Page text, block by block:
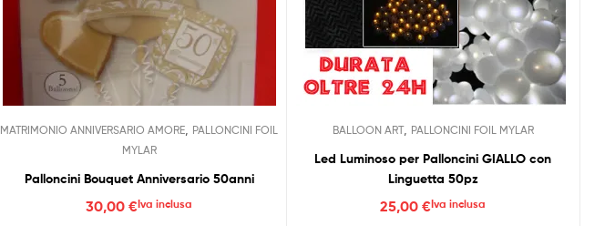
MATRIMONIO ANNIVERSARIO AMORE PALLONCINI FOIL
MYLAR
Palloncini Bouquet Anniversario 50anni
30,00€Iva inclusa
BALLOON ART, PALLONCINI FOIL MYLAR
Led Luminoso per Palloncini GIALLO con
Linguetta 50pz
25,00€Iva inclusa